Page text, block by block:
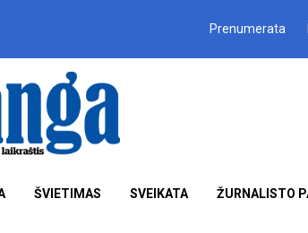
Prenumerata
ŠVIETIMAS SVEIKATA ŽURNALISTO